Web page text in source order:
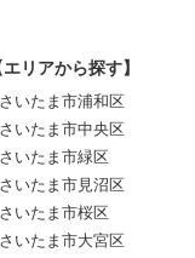
エリアから探す】
さいたま市浦和区
さいたま市中央区
さいたま市緑区
さいたま市見沼区
さいたま市桜区
さいたま市大宮区